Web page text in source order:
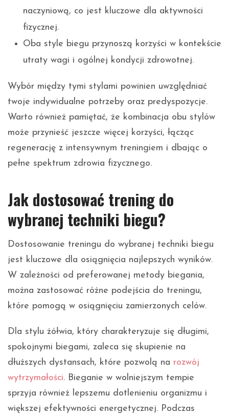
naczyniową, co jest kluczowe dla aktywności
fizycznej.
Oba style biegu przynoszą korzyści w kontekście
utraty wagi i ogólnej kondycji zdrowotnej.
Wybór między tymi stylami powinien uwzględniać
twoje indywidualne potrzeby oraz predyspozycje.
Warto również pamiętać, że kombinacja obu stylów
może przynieść jeszcze więcej korzyści, łącząc
regenerację z intensywnym treningiem i dbając o
pełne spektrum zdrowia fizycznego.
Jak dostosować trening do
wybranej techniki biegu?
Dostosowanie treningu do wybranej techniki biegu
jest kluczowe dla osiągnięcia najlepszych wyników.
W zależności od preferowanej metody biegania,
można zastosować różne podejścia do treningu,
które pomogą w osiągnięciu zamierzonych celów.
Dla stylu żółwia, który charakteryzuje się długimi,
spokojnymi biegami, zaleca się skupienie na
dłuższych dystansach, które pozwolą na rozwój
wytrzymałości. Bieganie w wolniejszym tempie
sprzyja również lepszemu dotlenieniu organizmu i
większej efektywności energetycznej. Podczas